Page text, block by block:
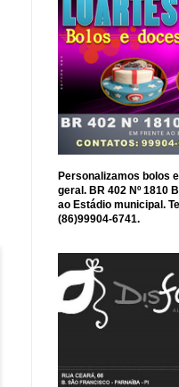
Personalizamos bolos
geral. BR 402 Nº 1810
ao Estádio municipal.
(86)99904-6741.